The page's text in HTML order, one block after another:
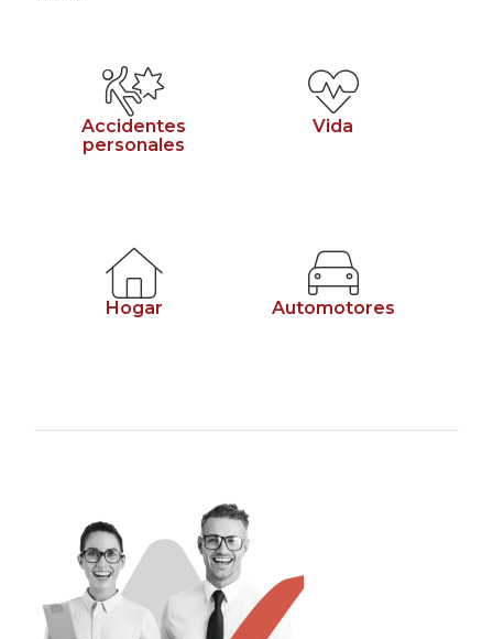
Accidentes
personales
Vida
Hogar Automotores